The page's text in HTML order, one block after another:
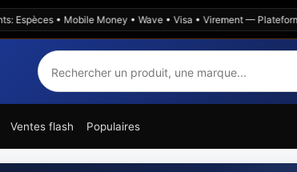
• Mobile Money • Wave • Visa • Virement — Plateforme B2B
Ventes flash Populaires